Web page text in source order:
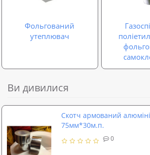
Фольгований
утеплювач
Ви дивилися
Скотч армований
75мм*30м.п.
0